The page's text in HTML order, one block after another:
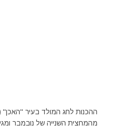
מהמחצית השנייה של נובמבר